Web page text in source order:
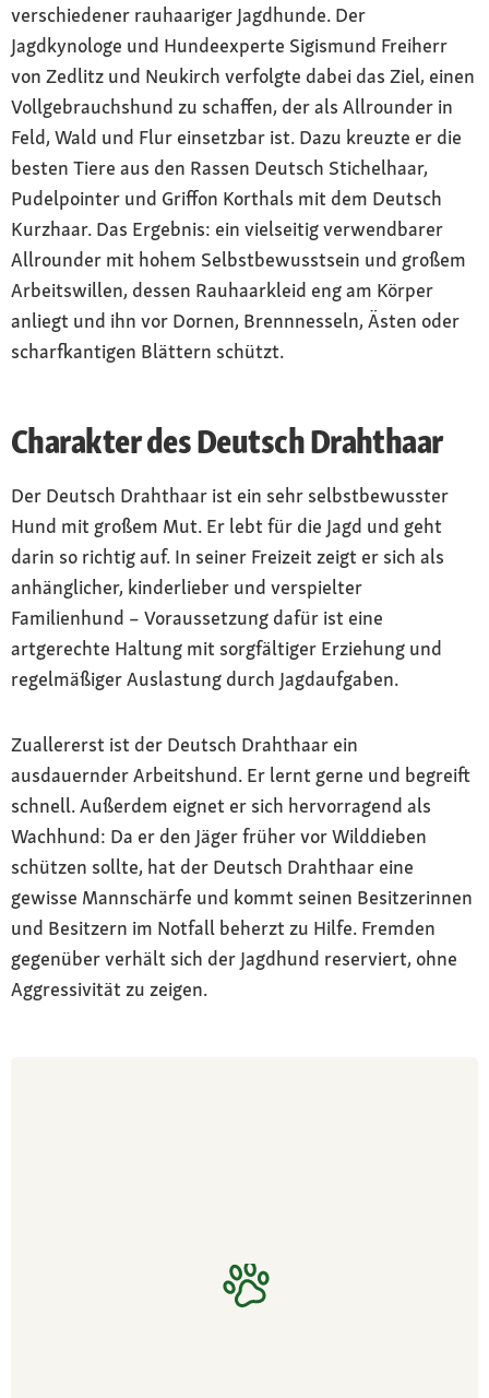
verschiedener rauhaariger Jagdhunde. Der
Jagdkynologe und Hundeexperte Sigismund Freiherr
von Zedlitz und Neukirch verfolgte dabei das Ziel, einen
Vollgebrauchshund zu schaffen, der als Allrounder in
Feld, Wald und Flur einsetzbar ist. Dazu kreuzte er die
besten Tiere aus den Rassen Deutsch Stichelhaar,
Pudelpointer und Griffon Korthals mit dem Deutsch
Kurzhaar. Das Ergebnis: ein vielseitig verwendbarer
Allrounder mit hohem Selbstbewusstsein und großem
Arbeitswillen, dessen Rauhaarkleid eng am Körper
anliegt und ihn vor Dornen, Brennnesseln, Ästen oder
scharfkantigen Blättern schützt.
Charakter des Deutsch Drahthaar
Der Deutsch Drahthaar ist ein sehr selbstbewusster
Hund mit großem Mut. Er lebt für die Jagd und geht
darin so richtig auf. In seiner Freizeit zeigt er sich als
anhänglicher, kinderlieber und verspielter
Familienhund – Voraussetzung dafür ist eine
artgerechte Haltung mit sorgfältiger Erziehung und
regelmäßiger Auslastung durch Jagdaufgaben.
Zuallererst ist der Deutsch Drahthaar ein
ausdauernder Arbeitshund. Er lernt gerne und begreift
schnell. Außerdem eignet er sich hervorragend als
Wachhund: Da er den Jäger früher vor Wilddieben
schützen sollte, hat der Deutsch Drahthaar eine
gewisse Mannschärfe und kommt seinen Besitzerinnen
und Besitzern im Notfall beherzt zu Hilfe. Fremden
gegenüber verhält sich der Jagdhund reserviert, ohne
Aggressivität zu zeigen.